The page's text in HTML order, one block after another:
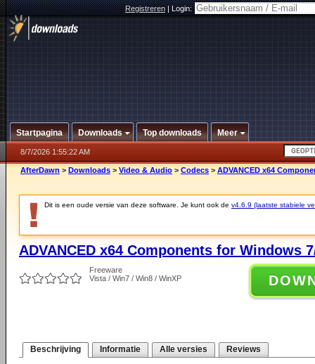
Registreren|Login:
Startpagina Downloads Top downloads Meer
8/7/2026 1:55:22 AM
AfterDawn > Downloads > Video & Audio > Codecs > ADVANCED x64
Dit is een oude versie van deze software. Je kunt ook de v4.6.9 (laatste stabiele
ADVANCED x64 Components for Windows
Freeware
Vista / Win7 / Win8 / WinXP
Beschrijving Informatie Alle versies Reviews